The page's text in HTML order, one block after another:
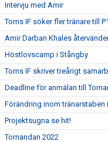
Intervju med Amir
Torns IF söker fler tränare till
Amir Darban Khales
Höstlovscamp i Stångby
Torns IF skriver treårigt
Deadline för anmälan till
Förändring inom tränarstaben
Projektsugna se hit!
Tornandan 2022